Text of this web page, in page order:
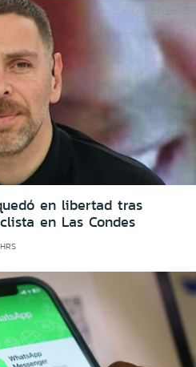
en libertad tras
en Las Condes